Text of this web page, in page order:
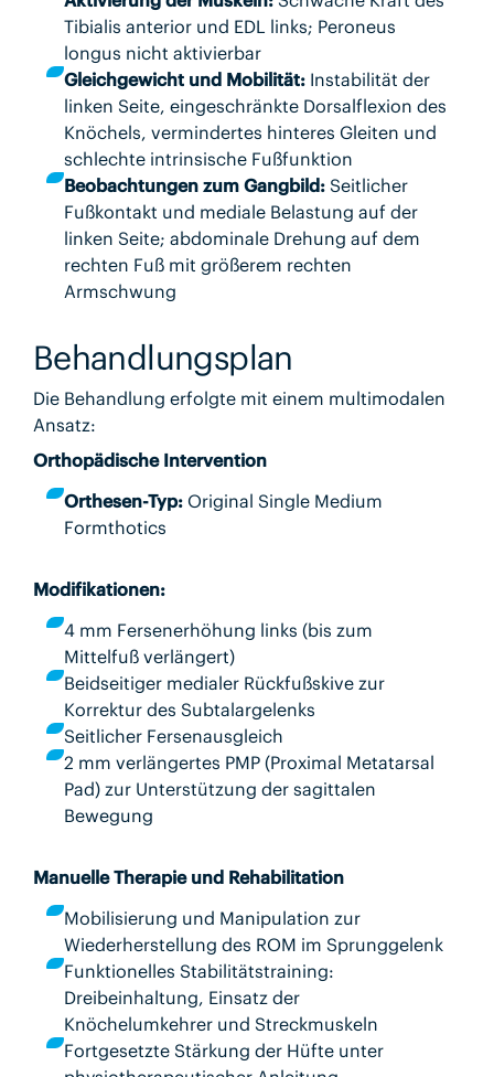
Tibialis anterior und EDL links; Peroneus
longus nicht aktivierbar
Gleichgewicht und Mobilität: Instabilität der
linken Seite, eingeschränkte Dorsalflexion des
Knöchels, vermindertes hinteres Gleiten und
schlechte intrinsische Fußfunktion
Beobachtungen zum Gangbild: Seitlicher
Fußkontakt und mediale Belastung auf der
linken Seite; abdominale Drehung auf dem
rechten Fuß mit größerem rechten
Armschwung
Behandlungsplan
Die Behandlung erfolgte mit einem multimodalen
Ansatz:
Orthopädische Intervention
Orthesen-Typ: Original Single Medium
Formthotics
Modifikationen:
4 mm Fersenerhöhung links (bis zum
Mittelfuß verlängert)
Beidseitiger medialer Rückfußskive zur
Korrektur des Subtalargelenks
Seitlicher Fersenausgleich
2 mm verlängertes PMP (Proximal Metatarsal
Pad) zur Unterstützung der sagittalen
Bewegung
Manuelle Therapie und Rehabilitation
Mobilisierung und Manipulation zur
Wiederherstellung des ROM im Sprunggelenk
Funktionelles Stabilitätstraining:
Dreibeinhaltung, Einsatz der
Knöchelumkehrer und Streckmuskeln
Fortgesetzte Stärkung der Hüfte unter